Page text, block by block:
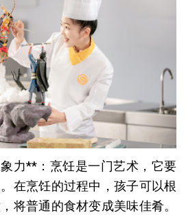
力**：烹饪是一门艺术，它要
在烹饪的过程中，孩子可以根
将普通的食材变成美味佳肴。